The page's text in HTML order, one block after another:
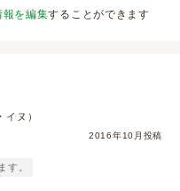
報を編集することができます
イヌ）
2016年10月投稿
す。